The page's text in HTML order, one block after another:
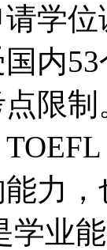
学
内
限
力
学业